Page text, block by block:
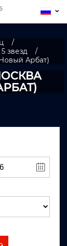
звезд
Арбат)